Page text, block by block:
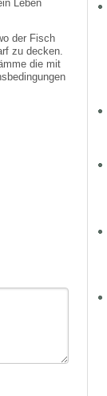
Leben
der Fisch
zu decken.
die mit